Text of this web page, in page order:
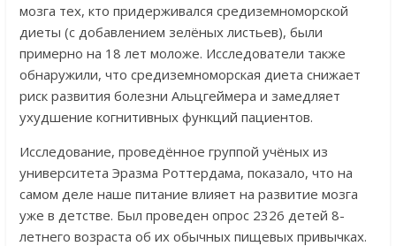
мозга тех, кто придерживался средиземноморской
диеты (с добавлением зелёных листьев), были
примерно на 18 лет моложе. Исследователи также
обнаружили, что средиземноморская диета снижает
риск развития болезни Альцгеймера и замедляет
ухудшение когнитивных функций пациентов.
Исследование, проведённое группой учёных из
университета Эразма Роттердама, показало, что на
самом деле наше питание влияет на развитие мозга
уже в детстве. Был проведен опрос 2326 детей 8-
летнего возраста об их обычных пищевых привычках.